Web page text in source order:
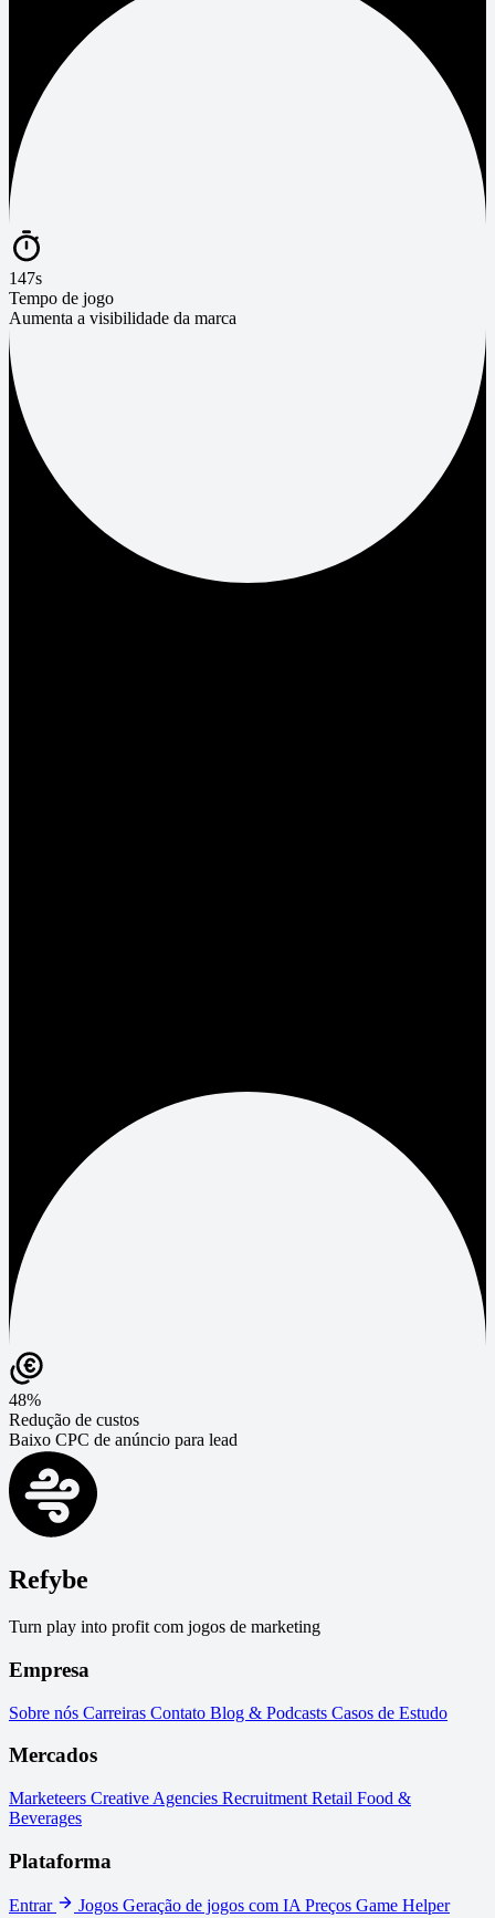
147s
Tempo de jogo
Aumenta a visibilidade da marca
48%
Redução de custos
Baixo CPC de anúncio para lead
Refybe
Turn play into profit com jogos de marketing
Empresa
Sobre nós Carreiras Contato Blog & Podcasts Casos de Estudo
Mercados
Marketeers Creative Agencies Recruitment Retail Food &
Beverages
Plataforma
Entrar Jogos Geração de jogos com IAPreços Game Helper